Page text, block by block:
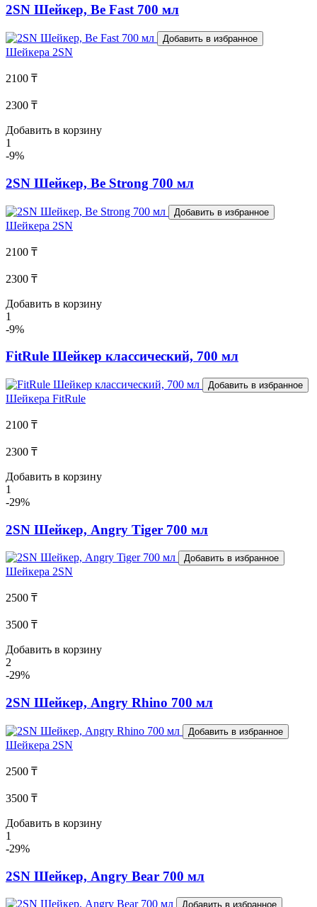
2SN Шейкер, Be Fast 700 мл
Добавить в избранное
Шейкера 2SN
2100 ₸
2300 ₸
Добавить в корзину
1
-9%
2SN Шейкер, Be Strong 700 мл
Добавить в избранное
Шейкера 2SN
2100 ₸
2300 ₸
Добавить в корзину
1
-9%
FitRule Шейкер классический, 700 мл
Добавить в избранное
Шейкера FitRule
2100 ₸
2300 ₸
Добавить в корзину
1
-29%
2SN Шейкер, Angry Tiger 700 мл
Добавить в избранное
Шейкера 2SN
2500 ₸
3500 ₸
Добавить в корзину
2
-29%
2SN Шейкер, Angry Rhino 700 мл
Добавить в избранное
Шейкера 2SN
2500 ₸
3500 ₸
Добавить в корзину
1
-29%
2SN Шейкер, Angry Bear 700 мл
Добавить в избранное